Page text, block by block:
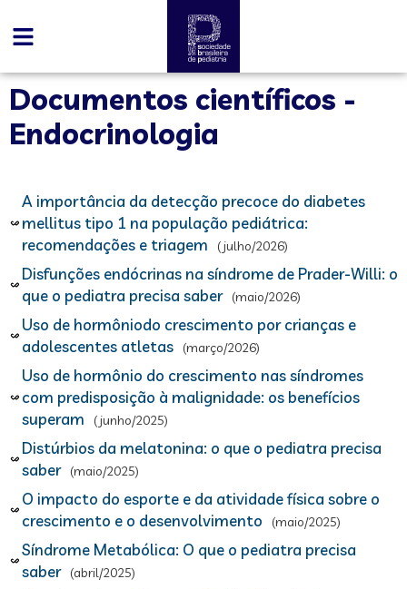
Documentos científicos -
Endocrinologia
A importância da detecção precoce do diabetes
mellitus tipo 1 na população pediátrica:
recomendações e triagem
(julho/2026)
Disfunções endócrinas na síndrome de Prader-Willi: o
que o pediatra precisa saber
(maio/2026)
Uso de hormôniodo crescimento por crianças e
adolescentes atletas
(março/2026)
Uso de hormônio do crescimento nas síndromes
com predisposição à malignidade: os benefícios
superam
(junho/2025)
Distúrbios da melatonina: o que o pediatra precisa
saber
(maio/2025)
O impacto do esporte e da atividade física sobre o
crescimento e o desenvolvimento
(maio/2025)
Síndrome Metabólica: O que o pediatra precisa
saber
(abril/2025)